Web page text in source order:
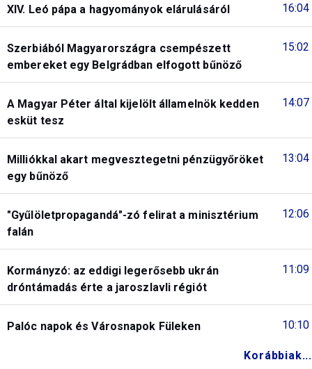
16:04
XIV. Leó pápa a hagyományok elárulásáról
15:02
Szerbiából Magyarországra csempészett
embereket egy Belgrádban elfogott bűnöző
14:07
A Magyar Péter által kijelölt államelnök kedden
esküt tesz
13:04
Milliókkal akart megvesztegetni pénzügyőröket
egy bűnöző
12:06
"Gyűlöletpropagandá"-zó felirat a minisztérium
falán
11:09
Kormányzó: az eddigi legerősebb ukrán
dróntámadás érte a jaroszlavli régiót
10:10
Palóc napok és Városnapok Füleken
Korábbiak...